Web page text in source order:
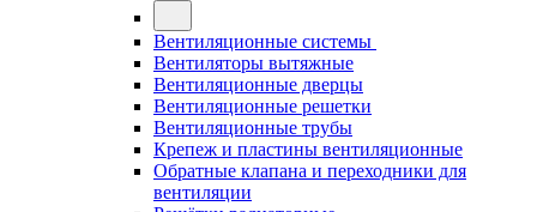
Вентиляционные системы
Вентиляторы вытяжные
Вентиляционные дверцы
Вентиляционные решетки
Вентиляционные трубы
Крепеж и пластины вентиляционные
Обратные клапана и переходники для
вентиляции